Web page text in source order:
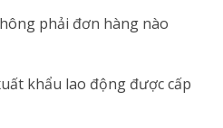
phải đơn hàng nào
khẩu lao động được cấp